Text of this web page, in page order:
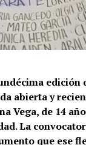
edición
abierta y
Vega, de 14
La
que ese